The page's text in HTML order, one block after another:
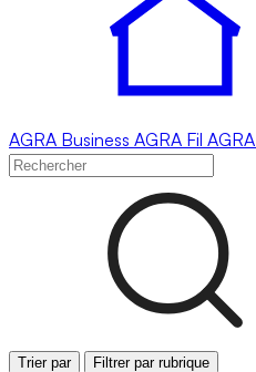
AGRA Business AGRA Fil AGRA
Trier par Filtrer par rubrique